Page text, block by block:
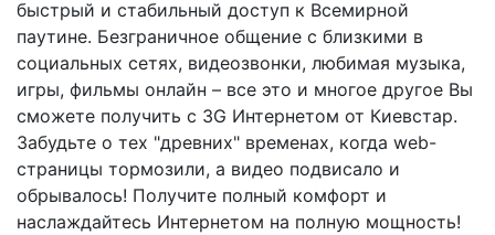
быстрый и стабильный доступ к Всемирной
паутине. Безграничное общение с близкими в
социальных сетях, видеозвонки, любимая музыка,
игры, фильмы онлайн – все это и многое другое Вы
сможете получить с 3G Интернетом от Киевстар.
Забудьте о тех "древних" временах, когда web-
страницы тормозили, а видео подвисало и
обрывалось! Получите полный комфорт и
наслаждайтесь Интернетом на полную мощность!